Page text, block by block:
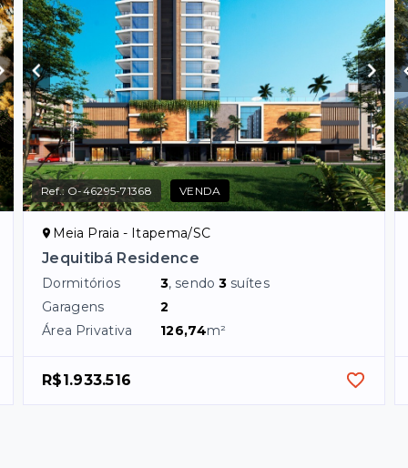
Ref.: O-46295-71368 VENDA
Meia Praia - Itapema/SC
Jequitibá Residence
Dormitórios 3, sendo3 suítes
Garagens
2
Área Privativa
126,74m²
R$1.933.516